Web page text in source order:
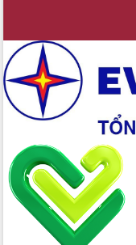
Xây dựng nông thôn mới:
thực
Quyết liệt tháo gỡ vướng
nhanh tiến độ các dự án trọng
trong Khu kinh tế Nam Phú
Hòn Yến phát triển du lịch
Lấy ý kiến điều chỉnh Quy
Đắk Lắk thời kỳ 2021-2030,
đến năm 2050
Phát động chiến dịch 30
giải phóng mặt bằng Tuyến